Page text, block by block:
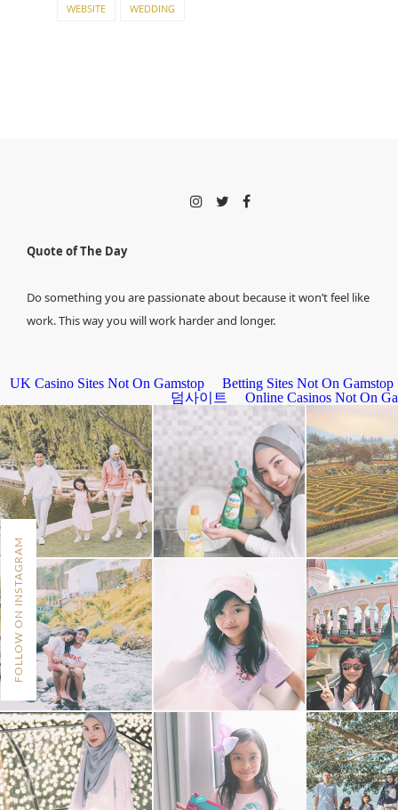
WEBSITE WEDDING
Quote of The Day
Do something you are passionate about because it won’t feel like
work. This way you will work harder and longer.
FOLLOW ON INSTAGRAM